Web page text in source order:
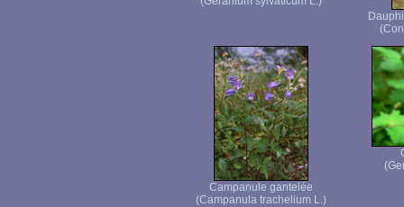
Campanule gantelée
(Campanula trachelium L.)